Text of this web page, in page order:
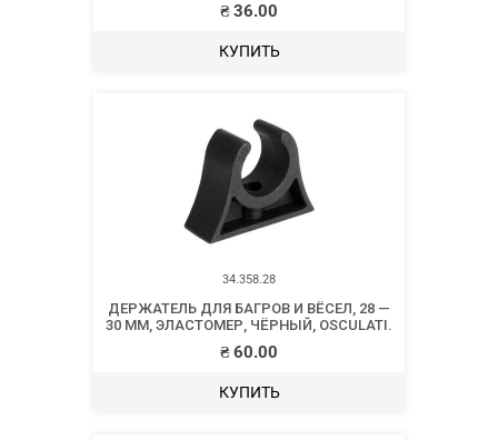
₴36.00
КУПИТЬ
34.358.28
ДЕРЖАТЕЛЬ ДЛЯ БАГРОВ И ВЁСЕЛ, 28 —
30 ММ, ЭЛАСТОМЕР, ЧЁРНЫЙ, OSCULATI.
₴60.00
КУПИТЬ